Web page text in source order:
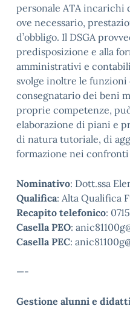
personale ATA incarichi
ove necessario,
d’obbligo. Il DSGA
predisposizione e alla
amministrativi e
svolge inoltre le
consegnatario dei beni
proprie competenze,
elaborazione di piani e
di natura tutoriale, di
formazione nei confronti
Nominativo: Dott.ssa
Qualifica: Alta Qualifica
Recapito telefonico:
Casella PEO:
Casella PEC:
—-
Gestione alunni e